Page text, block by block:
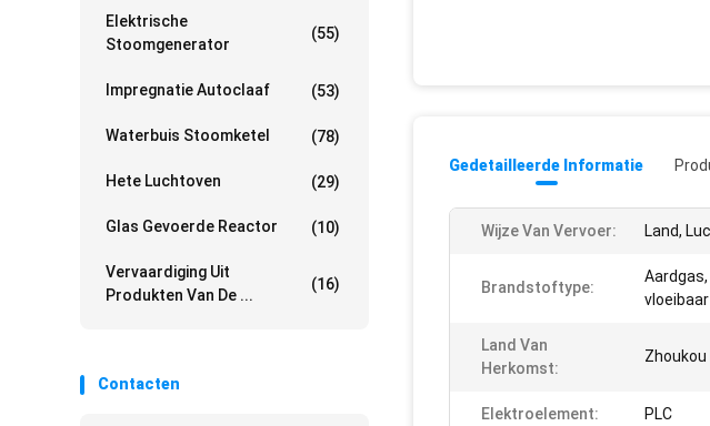
Elektrische
Stoomgenerator
(55)
Impregnatie Autoclaaf (53)
Waterbuis Stoomketel (78)
Hete Luchtoven (29)
Glas Gevoerde Reactor (10)
Vervaardiging Uit
Produkten Van De ...
(16)
Contacten
Gedetailleerde Informatie
Wijze Van Vervoer: Land,
Brandstoftype:
Land Van
Herkomst:
Zhoukou
Elektroelement: PLC